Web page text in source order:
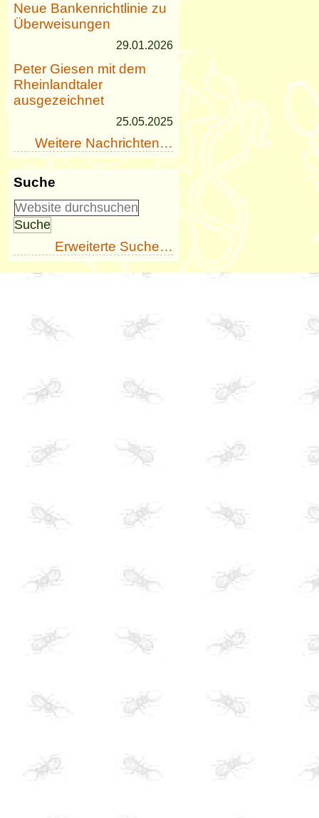
Neue Bankenrichtlinie zu
Überweisungen
29.01.2026
Peter Giesen mit dem
Rheinlandtaler
ausgezeichnet
25.05.2025
Weitere Nachrichten…
Suche
Erweiterte Suche…